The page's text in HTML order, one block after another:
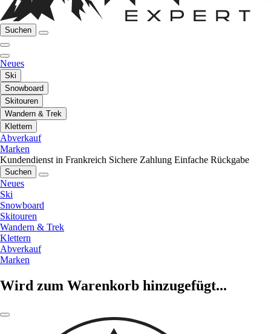
Suchen
Neues
Ski
Snowboard
Skitouren
Wandern & Trek
Klettern
Abverkauf
Marken
Kundendienst in Frankreich Sichere Zahlung Einfache Rückgabe
Suchen
Neues
Ski
Snowboard
Skitouren
Wandern & Trek
Klettern
Abverkauf
Marken
Wird zum Warenkorb hinzugefügt...